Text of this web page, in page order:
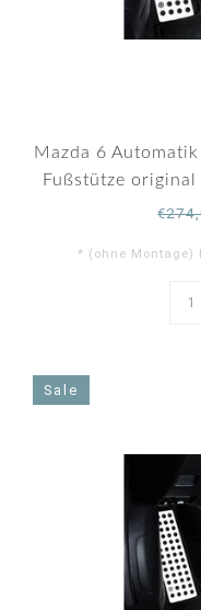
Mazda 6
Fußstütze
teilignur
* (ohne Montage)
Sale